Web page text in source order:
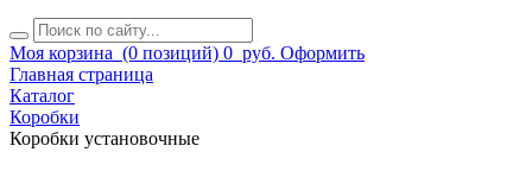
Моя корзина (0 позиций) 0 руб. Оформить
Главная страница
Каталог
Коробки
Коробки установочные